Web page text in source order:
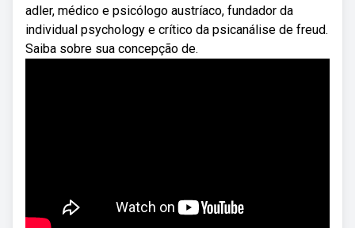
adler, médico e psicólogo austríaco, fundador da
individual psychology e crítico da psicanálise de freud.
Saiba sobre sua concepção de.